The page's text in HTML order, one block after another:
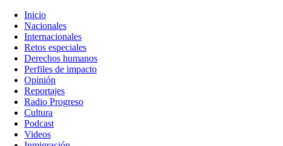
Inicio
Nacionales
Internacionales
Retos especiales
Derechos humanos
Perfiles de impacto
Opinión
Reportajes
Radio Progreso
Cultura
Podcast
Videos